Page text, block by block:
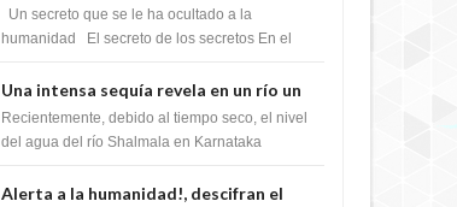
que cambiaría por completo el destino
de la humanidad
Un secreto que se le ha ocultado a la
humanidad El secreto de los secretos En el
m...
Una intensa sequía revela en un río un
impresionante hallazgo de miles de
Shiva Lingas
Recientemente, debido al tiempo seco, el nivel
del agua del río Shalmala en Karnataka
Shiv...
Alerta a la humanidad!, descifran el